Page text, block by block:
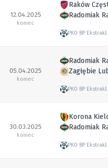
12.04.2025
koniec
Radomiak
05.04.2025
koniec
Radomiak
Zagłębie
30.03.2025
koniec
Korona
Radomiak